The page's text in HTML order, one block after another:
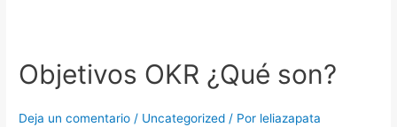
Objetivos OKR ¿Qué son?
Deja un comentario / Uncategorized / Por leliazapata
Objetivos
OKR
¿Qué